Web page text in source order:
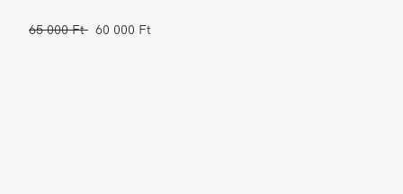
65 000 Ft 60 000 Ft